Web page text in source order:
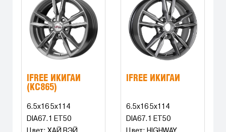
IFREE ИКИГАЙ
(КС865)
6.5x16 5x114
DIA67.1 ET50
IFREE ИКИГАЙ
6.5x16 5x114
DIA67.1 ET50